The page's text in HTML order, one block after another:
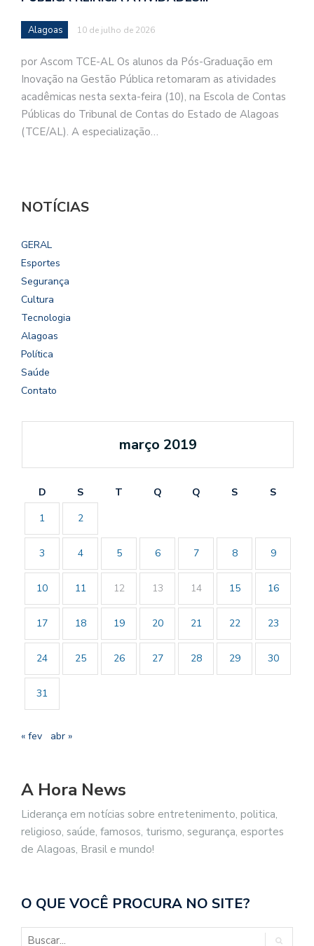
Alagoas 10 de julho de 2026
por Ascom TCE-AL Os alunos da Pós-Graduação em
Inovação na Gestão Pública retomaram as atividades
acadêmicas nesta sexta-feira (10), na Escola de Contas
Públicas do Tribunal de Contas do Estado de Alagoas
(TCE/AL). A especialização…
NOTÍCIAS
GERAL
Esportes
Segurança
Cultura
Tecnologia
Alagoas
Política
Saúde
Contato
março 2019
D S T Q Q S
S
1
2
3 4 5 6 7 8 9
10 11 12 13 14 15 16
17 18 19 20 21 22 23
24 25 26 27 28 29 30
31
« fev abr »
A Hora News
Liderança em notícias sobre entretenimento, politica,
religioso, saúde, famosos, turismo, segurança, esportes
de Alagoas, Brasil e mundo!
O QUE VOCÊ PROCURA NO SITE?